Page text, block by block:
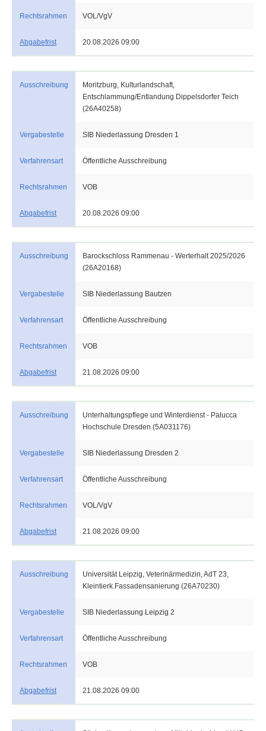
Rechtsrahmen VOL/VgV
Abgabefrist 20.08.2026 09:00
Ausschreibung
Moritzburg, Kulturlandschaft,
Entschlammung/Entlandung Dippelsdorfer Teich
(26A40258)
Vergabestelle SIB Niederlassung Dresden 1
Verfahrensart Öffentliche Ausschreibung
Rechtsrahmen VOB
Abgabefrist 20.08.2026 09:00
Ausschreibung
Barockschloss Rammenau - Werterhalt 2025/2026
(26A20168)
Vergabestelle SIB Niederlassung Bautzen
Verfahrensart Öffentliche Ausschreibung
Rechtsrahmen VOB
Abgabefrist 21.08.2026 09:00
Ausschreibung
Unterhaltungspflege und Winterdienst - Palucca
Hochschule Dresden (5A031176)
Vergabestelle SIB Niederlassung Dresden 2
Verfahrensart Öffentliche Ausschreibung
Rechtsrahmen VOL/VgV
Abgabefrist 21.08.2026 09:00
Ausschreibung
Universität Leipzig, Veterinärmedizin, AdT 23,
Kleintierk.Fassadensanierung (26A70230)
Vergabestelle SIB Niederlassung Leipzig 2
Verfahrensart Öffentliche Ausschreibung
Rechtsrahmen VOB
Abgabefrist 21.08.2026 09:00